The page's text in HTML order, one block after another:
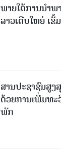
ພາຍໃຕ້ການນໍາ
ລາວເຕີບໃຫຍ່ ເ
ສານປະຊາຊົນສູງ
ດ້ວຍການເພີ່ມທ
ພັກ